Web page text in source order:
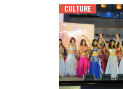
CULTURE